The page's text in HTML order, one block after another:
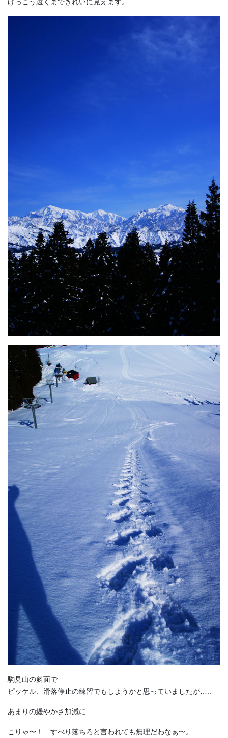
駒見山の斜面で
ピッケル、滑落停止の練習でもしようかと思っていましたが…..
あまりの緩やかさ加減に……
こりゃ〜！ すべり落ちろと言われても無理だわなぁ〜。